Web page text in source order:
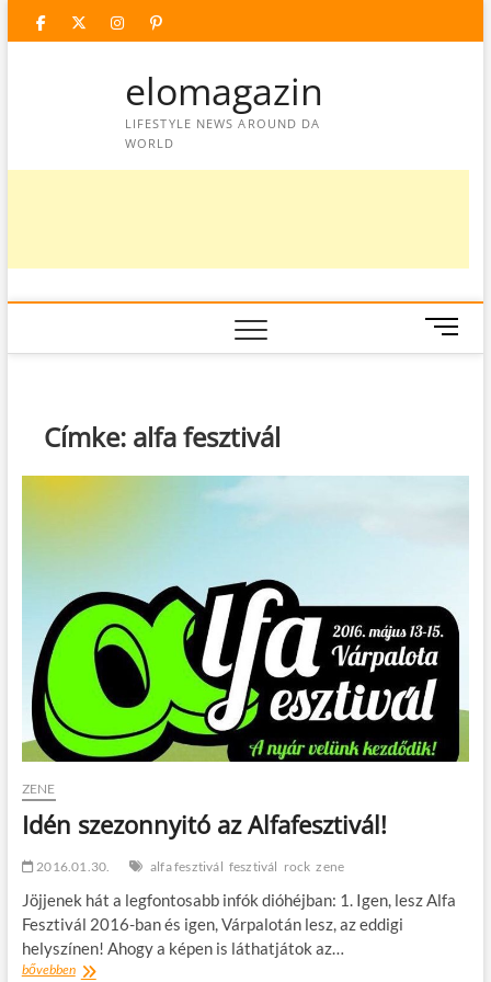
facebooktwitter
instagram
googleplus
pinterest
elomagazin
LIFESTYLE NEWS AROUND DA
WORLD
M
e
Címke: alfa fesztivál
ZENE
Idén szezonnyitó az Alfafesztivál!
2016.01.30. alfa fesztivál fesztivál rock zene
Jöjjenek hát a legfontosabb infók dióhéjban: 1. Igen, lesz Alfa
Fesztivál 2016-ban és igen, Várpalotán lesz, az eddigi
helyszínen! Ahogy a képen is láthatjátok az…
bővebbenIdén